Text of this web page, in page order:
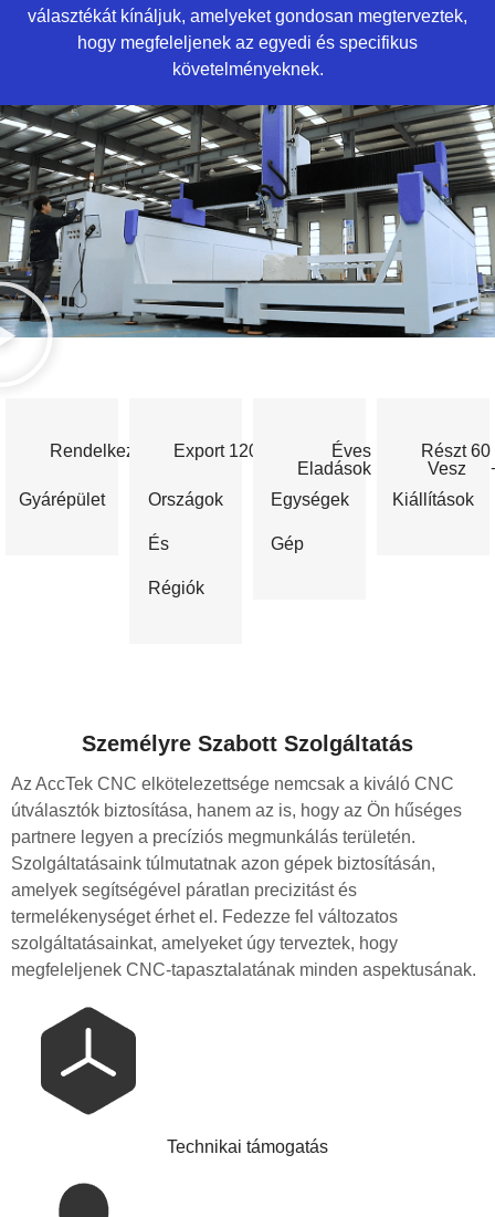
választékát kínáljuk, amelyeket gondosan megterveztek,
hogy megfeleljenek az egyedi és specifikus
követelményeknek.
Gyárépület
Rendelkezik
10,000
Országok
És
Régiók
Export 120
Egységek
Gép
Éves
Eladások
+
Kiállítások
Részt
Vesz
60
Személyre Szabott Szolgáltatás
Az AccTek CNC elkötelezettsége nemcsak a kiváló CNC
útválasztók biztosítása, hanem az is, hogy az Ön hűséges
partnere legyen a precíziós megmunkálás területén.
Szolgáltatásaink túlmutatnak azon gépek biztosításán,
amelyek segítségével páratlan precizitást és
termelékenységet érhet el. Fedezze fel változatos
szolgáltatásainkat, amelyeket úgy terveztek, hogy
megfeleljenek CNC-tapasztalatának minden aspektusának.
Technikai támogatás